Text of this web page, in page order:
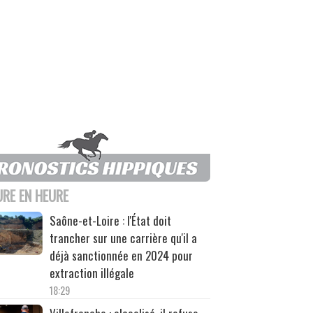
EN HEURE
Saône-et-Loire : l'État doit
trancher sur une carrière qu'il a
déjà sanctionnée en 2024 pour
extraction illégale
18:29